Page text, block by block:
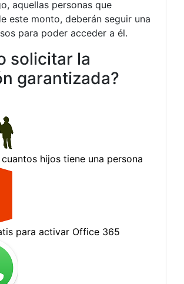
aquellas personas que
este monto, deberán seguir una
para poder acceder a él.
solicitar la
garantizada?